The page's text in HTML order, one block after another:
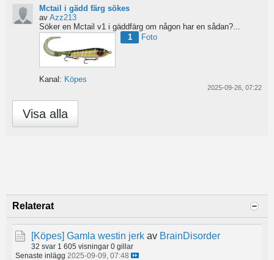
Mctail i gädd färg sökes
av Azz213
Söker en Mctail v1 i gäddfärg om någon har en sådan?...
1
Foto
Kanal: Köpes
2025-09-26, 07:22
Visa alla
Relaterat
[Köpes] Gamla westin jerk av BrainDisorder
32 svar 1 605 visningar 0 gillar
Senaste inlägg 2025-09-09, 07:48